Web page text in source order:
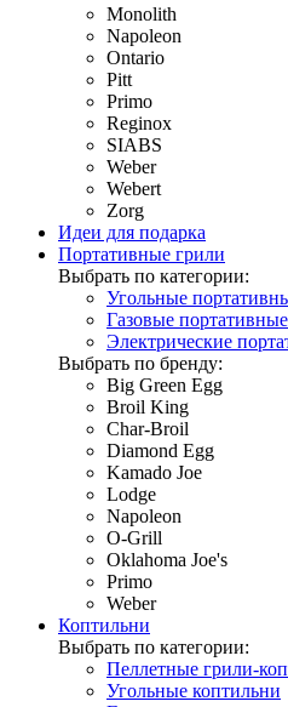
Monolith
Napoleon
Ontario
Pitt
Primo
Reginox
SIABS
Weber
Webert
Zorg
Идеи для подарка
Портативные грили
Выбрать по категории:
Угольные
Газовые
Электрические
Выбрать по бренду:
Big Green Egg
Broil King
Char-Broil
Diamond Egg
Kamado Joe
Lodge
Napoleon
O-Grill
Oklahoma Joe's
Primo
Weber
Коптильни
Выбрать по категории:
Пеллетные грили-
Угольные коптильни